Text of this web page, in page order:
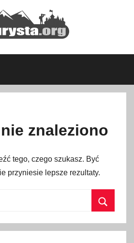
znaleziono
tego, czego szukasz. Być
przyniesie lepsze rezultaty.